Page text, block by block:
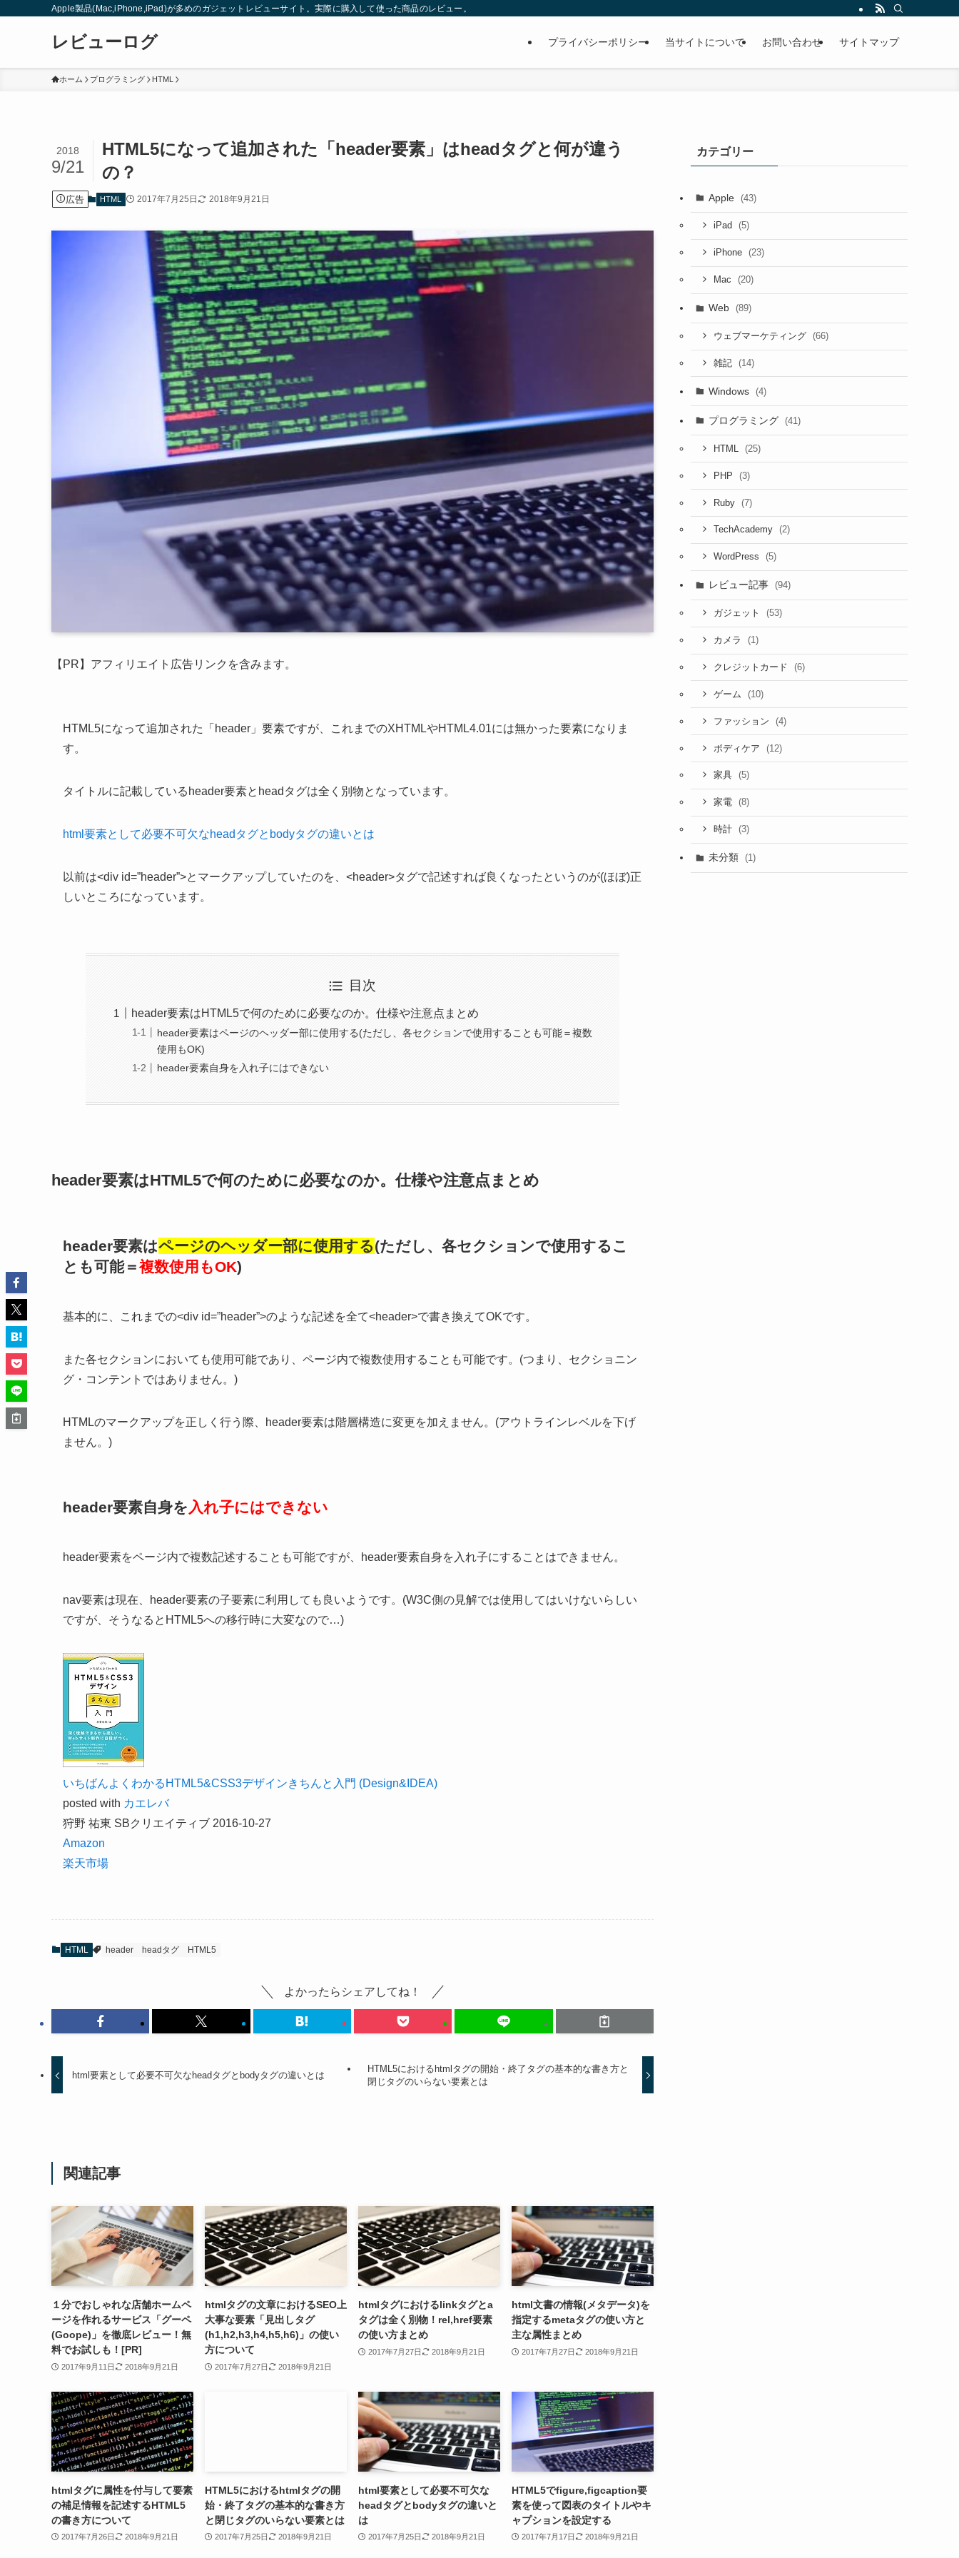
Apple製品(Mac,iPhone,iPad)が多めのガジェットレビューサイト。実際に購入して使った商品のレビュー。
レビューログ プライバシーポリシー 当サイトについて お問い合わせ サイトマップ
ホーム プログラミング HTML
HTML5になって追加された「header要素」はheadタグと何が違う
の？
2018
9/21
広告 HTML 2017年7月25日 2018年9月21日
【PR】アフィリエイト広告リンクを含みます。
HTML5になって追加された「header」要素ですが、これまでのXHTMLやHTML4.01には無かった要素になりま
す。
タイトルに記載しているheader要素とheadタグは全く別物となっています。
html要素として必要不可欠なheadタグとbodyタグの違いとは
以前は<div id=”header”>とマークアップしていたのを、<header>タグで記述すれば良くなったというのが(ほぼ)正
しいところになっています。
目次
header要素はHTML5で何のために必要なのか。仕様や注意点まとめ
header要素はページのヘッダー部に使用する(ただし、各セクションで使用することも可能＝複数
使用もOK)
header要素自身を入れ子にはできない
header要素はHTML5で何のために必要なのか。仕様や注意点まとめ
header要素はページのヘッダー部に使用する(ただし、各セクションで使用するこ
とも可能＝複数使用もOK)
基本的に、これまでの<div id=”header”>のような記述を全て<header>で書き換えてOKです。
また各セクションにおいても使用可能であり、ページ内で複数使用することも可能です。(つまり、セクショニン
グ・コンテントではありません。)
HTMLのマークアップを正しく行う際、header要素は階層構造に変更を加えません。(アウトラインレベルを下げ
ません。)
header要素自身を 入れ子にはできない
header要素をページ内で複数記述することも可能ですが、header要素自身を入れ子にすることはできません。
nav要素は現在、header要素の子要素に利用しても良いようです。(W3C側の見解では使用してはいけないらしい
ですが、そうなるとHTML5への移行時に大変なので…)
いちばんよくわかるHTML5&CSS3デザインきちんと入門 (Design&IDEA)
posted with カエレバ
狩野 祐東 SBクリエイティブ 2016-10-27
Amazon
楽天市場
HTML header headタグ HTML5
よかったらシェアしてね！
html要素として必要不可欠なheadタグとbodyタグの違いとは
HTML5におけるhtmlタグの開始・終了タグの基本的な書き方と
閉じタグのいらない要素とは
関連記事
１分でおしゃれな店舗ホームペ
ージを作れるサービス「グーペ
(Goope)」を徹底レビュー！無
料でお試しも！[PR]
2017年9月11日 2018年9月21日
htmlタグの文章におけるSEO上
大事な要素「見出しタグ
(h1,h2,h3,h4,h5,h6)」の使い
方について
2017年7月27日 2018年9月21日
htmlタグにおけるlinkタグとa
タグは全く別物！rel,href要素
の使い方まとめ
2017年7月27日 2018年9月21日
html文書の情報(メタデータ)を
指定するmetaタグの使い方と
主な属性まとめ
2017年7月27日 2018年9月21日
htmlタグに属性を付与して要素
の補足情報を記述するHTML5
の書き方について
2017年7月26日 2018年9月21日
HTML5におけるhtmlタグの開
始・終了タグの基本的な書き方
と閉じタグのいらない要素とは
2017年7月25日 2018年9月21日
html要素として必要不可欠な
headタグとbodyタグの違いと
は
2017年7月25日 2018年9月21日
HTML5でfigure,figcaption要
素を使って図表のタイトルやキ
ャプションを設定する
2017年7月17日 2018年9月21日
カテゴリー
Apple (43)
iPad (5)
iPhone (23)
Mac (20)
Web (89)
ウェブマーケティング (66)
雑記 (14)
Windows (4)
プログラミング (41)
HTML (25)
PHP (3)
Ruby (7)
TechAcademy (2)
WordPress (5)
レビュー記事 (94)
ガジェット (53)
カメラ (1)
クレジットカード (6)
ゲーム (10)
ファッション (4)
ボディケア (12)
家具 (5)
家電 (8)
時計 (3)
未分類 (1)